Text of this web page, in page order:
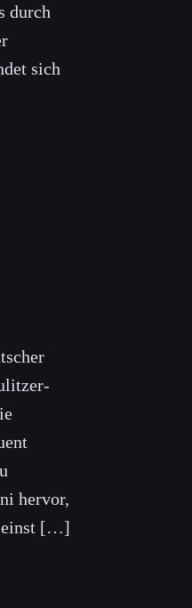
durch
sich
hervor,
einst […]